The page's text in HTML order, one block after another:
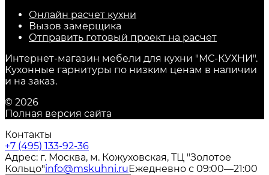
Онлайн расчет кухни
Вызов замерщика
Отправить готовый проект на расчет
Интернет-магазин мебели для кухни "МС-КУХНИ".
Кухонные гарнитуры по низким ценам в наличии
и на заказ.
© 2026
Полная версия сайта
Контакты
+7 (495) 133-92-36
Адрес: г. Москва, м. Кожуховская, ТЦ "Золотое
Кольцо"info@mskuhni.ruЕжедневно с 09:00—21:00